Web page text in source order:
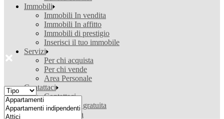
Immobili
Immobili In vendita
Immobili In affitto
Immobili di prestigio
Inserisci il tuo immobile
Servizi
Per chi acquista
Per chi vende
Area Personale
Contattaci
Contattaci
Valutazione gratuita
Ricerca casa